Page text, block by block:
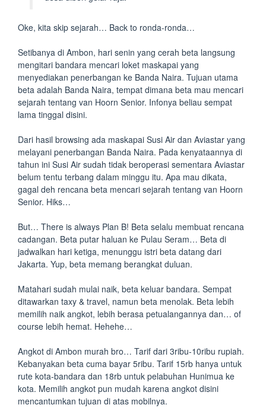
Oke, kita skip sejarah… Back to ronda-ronda…
Setibanya di Ambon, hari senin yang cerah beta langsung
mengitari bandara mencari loket maskapai yang
menyediakan penerbangan ke Banda Naira. Tujuan utama
beta adalah Banda Naira, tempat dimana beta mau mencari
sejarah tentang van Hoorn Senior. Infonya beliau sempat
lama tinggal disini.
Dari hasil browsing ada maskapai Susi Air dan Aviastar yang
melayani penerbangan Banda Naira. Pada kenyataannya di
tahun ini Susi Air sudah tidak beroperasi sementara Aviastar
belum tentu terbang dalam minggu itu. Apa mau dikata,
gagal deh rencana beta mencari sejarah tentang van Hoorn
Senior. Hiks…
But… There is always Plan B! Beta selalu membuat rencana
cadangan. Beta putar haluan ke Pulau Seram… Beta di
jadwalkan hari ketiga, menunggu istri beta datang dari
Jakarta. Yup, beta memang berangkat duluan.
Matahari sudah mulai naik, beta keluar bandara. Sempat
ditawarkan taxy & travel, namun beta menolak. Beta lebih
memilih naik angkot, lebih berasa petualangannya dan… of
course lebih hemat. Hehehe…
Angkot di Ambon murah bro… Tarif dari 3ribu-10ribu rupiah.
Kebanyakan beta cuma bayar 5ribu. Tarif 15rb hanya untuk
rute kota-bandara dan 18rb untuk pelabuhan Hunimua ke
kota. Memilih angkot pun mudah karena angkot disini
mencantumkan tujuan di atas mobilnya.